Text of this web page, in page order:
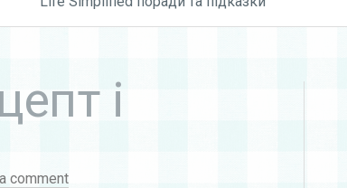
і
comment